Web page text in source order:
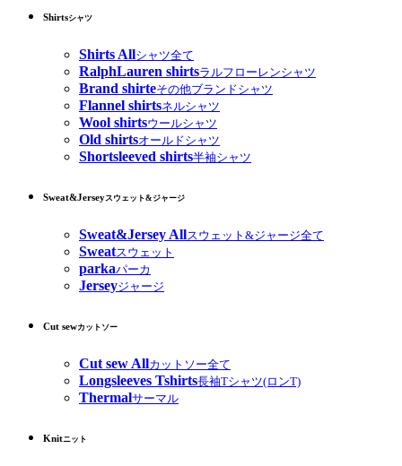
Shirtsシャツ
Shirts Allシャツ全て
RalphLauren shirtsラルフローレンシャツ
Brand shirteその他ブランドシャツ
Flannel shirtsネルシャツ
Wool shirtsウールシャツ
Old shirtsオールドシャツ
Shortsleeved shirts半袖シャツ
Sweat&Jerseyスウェット&ジャージ
Sweat&Jersey Allスウェット&ジャージ全て
Sweatスウェット
parkaパーカ
Jerseyジャージ
Cut sewカットソー
Cut sew Allカットソー全て
Longsleeves Tshirts長袖Tシャツ(ロンT)
Thermalサーマル
Knitニット